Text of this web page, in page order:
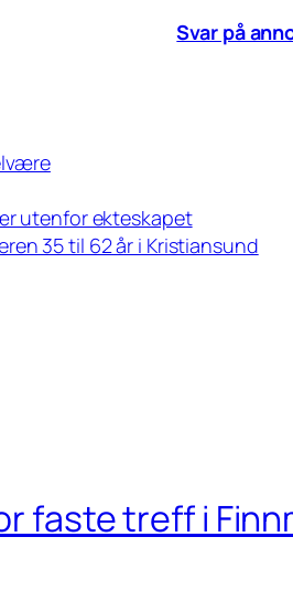
Svar på
utenfor ekteskapet
35 til 62 år i Kristiansund
faste treff i